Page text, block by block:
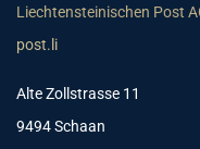
Liechtensteinischen Post
post.li
Alte Zollstrasse 11
9494 Schaan